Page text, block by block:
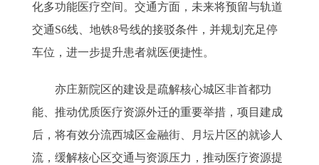
化多功能医疗空间。交通方面，未来将预留与轨道
交通S6线、地铁8号线的接驳条件，并规划充足停
车位，进一步提升患者就医便捷性。
亦庄新院区的建设是疏解核心城区非首都功
能、推动优质医疗资源外迁的重要举措，项目建成
后，将有效分流西城区金融街、月坛片区的就诊人
流，缓解核心区交通与资源压力，推动医疗资源提